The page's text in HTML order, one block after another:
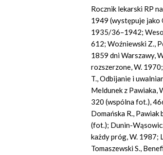
Rocznik lekarski RP
1949 (występuje jako
1935/36–1942;
612; Woźniewski Z.,
1859 dni Warszawy,
rozszerzone, W.
T., Odbijanie i
Meldunek z Pawiaka,
320 (wspólna fot.),
Domańska R., Pawiak
(fot.); Dunin-Wąso
każdy próg, W. 1987;
Tomaszewski S.,